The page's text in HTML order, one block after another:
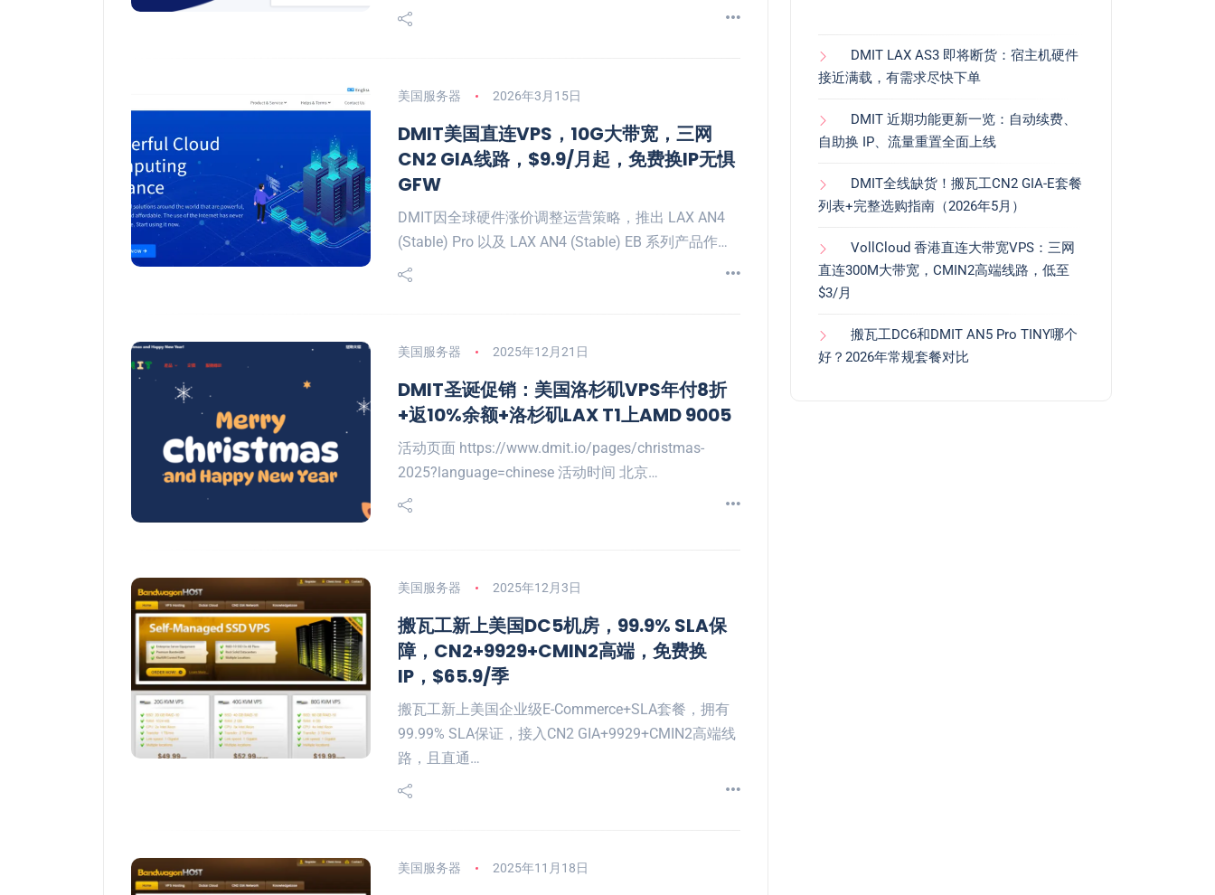
美国服务器 2026年3月15日
DMIT美国直连VPS，10G大带宽，三网
CN2 GIA线路，$9.9/月起，免费换IP无惧
GFW
DMIT因全球硬件涨价调整运营策略，推出 LAX AN4
(Stable) Pro 以及 LAX AN4 (Stable) EB 系列产品作…
美国服务器 2025年12月21日
DMIT圣诞促销：美国洛杉矶VPS年付8折
+返10%余额+洛杉矶LAX T1上AMD 9005
活动页面 https://www.dmit.io/pages/christmas-
2025?language=chinese 活动时间 北京…
美国服务器 2025年12月3日
搬瓦工新上美国DC5机房，99.9% SLA保
障，CN2+9929+CMIN2高端，免费换
IP，$65.9/季
搬瓦工新上美国企业级E-Commerce+SLA套餐，拥有
99.99% SLA保证，接入CN2 GIA+9929+CMIN2高端线
路，且直通…
美国服务器 2025年11月18日
DMIT LAX AS3 即将断货：宿主机硬件
接近满载，有需求尽快下单
DMIT 近期功能更新一览：自动续费、
自助换 IP、流量重置全面上线
DMIT全线缺货！搬瓦工CN2 GIA-E套餐
列表+完整选购指南（2026年5月）
VollCloud 香港直连大带宽VPS：三网
直连300M大带宽，CMIN2高端线路，低至
$3/月
搬瓦工DC6和DMIT AN5 Pro TINY哪个
好？2026年常规套餐对比